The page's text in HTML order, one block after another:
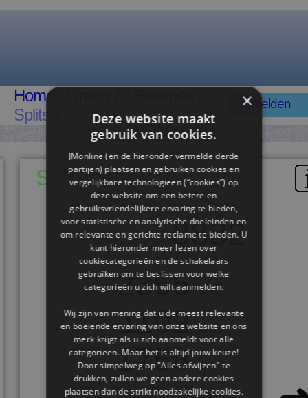
Home
Splitsen
Aanmelden
Splits het getal
3832
2365
1102
1758
×
Deze website maakt
gebruik van cookies.
JMonline (en de hieronder vermelde derde
partijen) plaatsen en gebruiken cookies en
vergelijkbare technologieën (“cookies”) op
deze website om een ​​betere en
gebruiksvriendelijkere ervaring te bieden,
voor statistische en analytische doeleinden en
om relevante en gerichte reclame te bieden. U
kunt hieronder meer lezen over
cookiecategorieën en de schakelaars
gebruiken om te beslissen voor welke
categorieën u zich wilt aanmelden.
Wij zijn van mening dat u de meest relevante
en boeiende ervaring van onze website en ons
merk krijgt als u zich aanmeldt voor alle
categorieën. Maar het is altijd jouw keuze!
Door simpelweg op "Alles afwijzen" te
drukken, zullen we geen andere cookies
plaatsen dan de strikt noodzakelijke cookies.